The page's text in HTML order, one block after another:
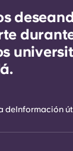
deInformación